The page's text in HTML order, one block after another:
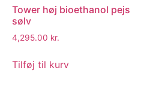
Tower høj bioethanol pejs
sølv
4,295.00 kr.
Tilføj til kurv